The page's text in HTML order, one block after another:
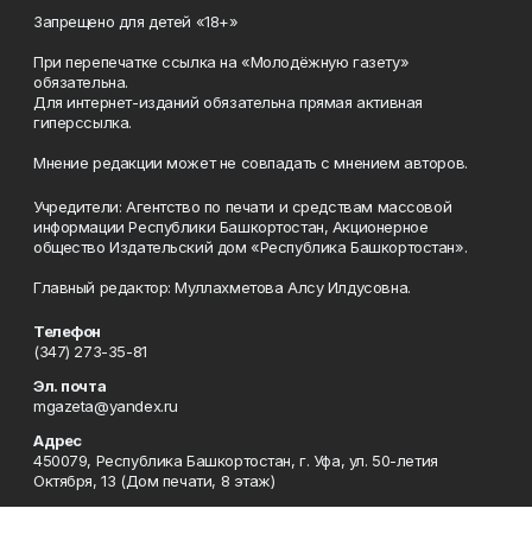
Запрещено для детей «18+»
При перепечатке ссылка на «Молодёжную газету»
обязательна.
Для интернет-изданий обязательна прямая активная
гиперссылка.
Мнение редакции может не совпадать с мнением авторов.
Учредители: Агентство по печати и средствам массовой
информации Республики Башкортостан, Акционерное
общество Издательский дом «Республика Башкортостан».
Главный редактор: Муллахметова Алсу Илдусовна.
Телефон
(347) 273-35-81
Эл. почта
mgazeta@yandex.ru
Адрес
450079, Республика Башкортостан, г. Уфа, ул. 50-летия
Октября, 13 (Дом печати, 8 этаж)